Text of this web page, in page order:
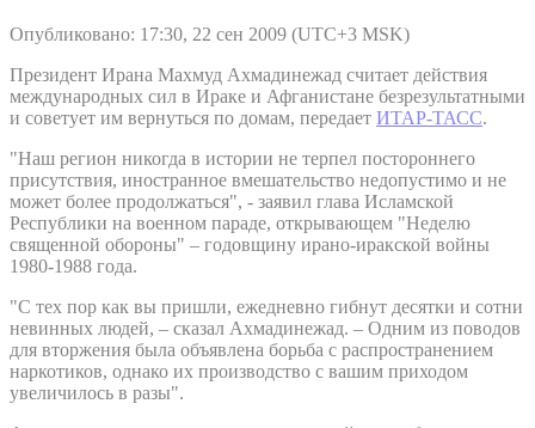
Опубликовано: 17:30, 22 сен 2009 (UTC+3 MSK)
Президент Ирана Махмуд Ахмадинежад считает действия
международных сил в Ираке и Афганистане безрезультатными
и советует им вернуться по домам, передает ИТАР-ТАСС.
"Наш регион никогда в истории не терпел постороннего
присутствия, иностранное вмешательство недопустимо и не
может более продолжаться", - заявил глава Исламской
Республики на военном параде, открывающем "Неделю
священной обороны" – годовщину ирано-иракской войны
1980-1988 года.
"С тех пор как вы пришли, ежедневно гибнут десятки и сотни
невинных людей, – сказал Ахмадинежад. – Одним из поводов
для вторжения была объявлена борьба с распространением
наркотиков, однако их производство с вашим приходом
увеличилось в разы".